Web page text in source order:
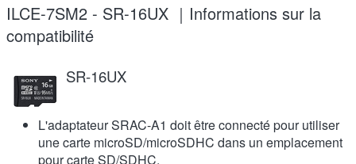
ILCE-7SM2 - SR-16UX ｜Informations sur la
compatibilité
SR-16UX
L'adaptateur SRAC-A1 doit être connecté pour utiliser
une carte microSD/microSDHC dans un emplacement
pour carte SD/SDHC.